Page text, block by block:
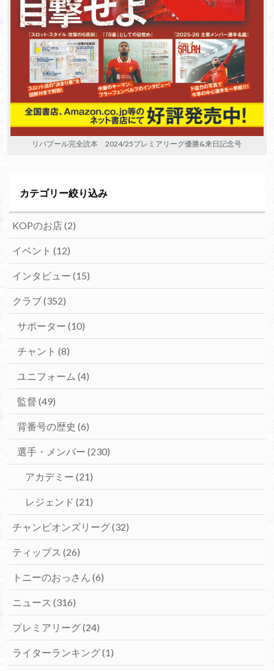
リバプール完全読本 2024/25プレミアリーグ優勝&来日記念号
カテゴリー絞り込み
KOPのお店(2)
イベント (12)
インタビュー (15)
クラブ(352)
サポーター (10)
チャント (8)
ユニフォーム (4)
監督 (49)
背番号の歴史 (6)
選手・メンバー (230)
アカデミー (21)
レジェンド (21)
チャンピオンズリーグ(32)
ティップス (26)
トニーのおっさん (6)
ニュース (316)
プレミアリーグ(24)
ライターランキング(1)